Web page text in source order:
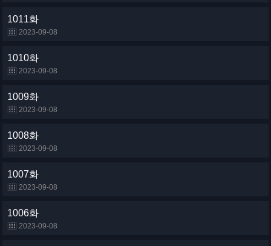
1011화
2023-09-08
1010화
2023-09-08
1009화
2023-09-08
1008화
2023-09-08
1007화
2023-09-08
1006화
2023-09-08